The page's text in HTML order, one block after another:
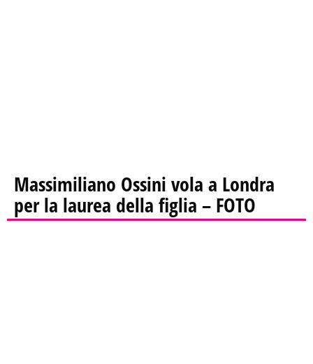
Massimiliano Ossini vola a Londra
per la laurea della figlia – FOTO